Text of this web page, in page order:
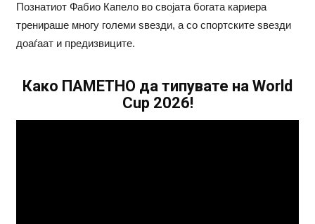
Познатиот Фабио Капело во својата богата кариера
тренираше многу големи ѕвезди, а со спортските ѕвезди
доаѓаат и предизвиците.
Како ПАМЕТНО да типувате на World
Cup 2026!